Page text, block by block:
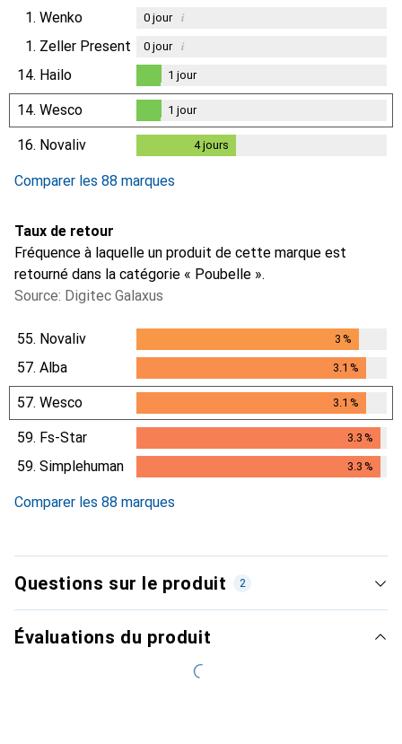
1. Wenko 0jour i
1. Zeller Present 0jour i
14. Hailo
1jour
1 jour
14. Wesco
1jour
1 jour
16. Novaliv 4jours
Comparer les 88 marques
Taux de retour
Fréquence à laquelle un produit de cette marque est
retourné dans la catégorie « Poubelle ».
Source: Digitec Galaxus
55. Novaliv 3 %
3%
57. Alba 3.1 %
3.1%
57. Wesco 3.1 %
3.1%
59. Fs-Star 3.3 %
3.3%
59. Simplehuman 3.3 %
Comparer les 88 marques
Questions sur le produit 2
Évaluations du produit